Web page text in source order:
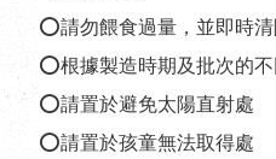
⭕請勿餵食過量，並即時
⭕根據製造時期及批次的
⭕請置於避免太陽直射處
⭕請置於孩童無法取得處